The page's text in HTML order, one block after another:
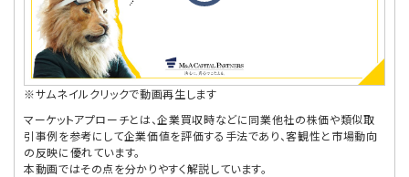
※サムネイルクリックで動画再生します
マーケットアプローチとは、企業買収時などに同業他社の株価や類似取
引事例を参考にして企業価値を評価する手法であり、客観性と市場動向
の反映に優れています。
本動画ではその点を分かりやすく解説しています。